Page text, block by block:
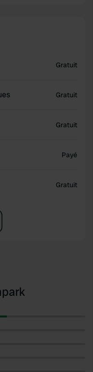
Gratuit
Gratuit
Gratuit
Payé
Gratuit